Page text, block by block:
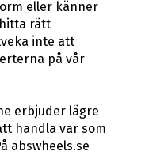
eller känner
rätt
inte att
på vår
erbjuder lägre
handla var som
abswheels.se